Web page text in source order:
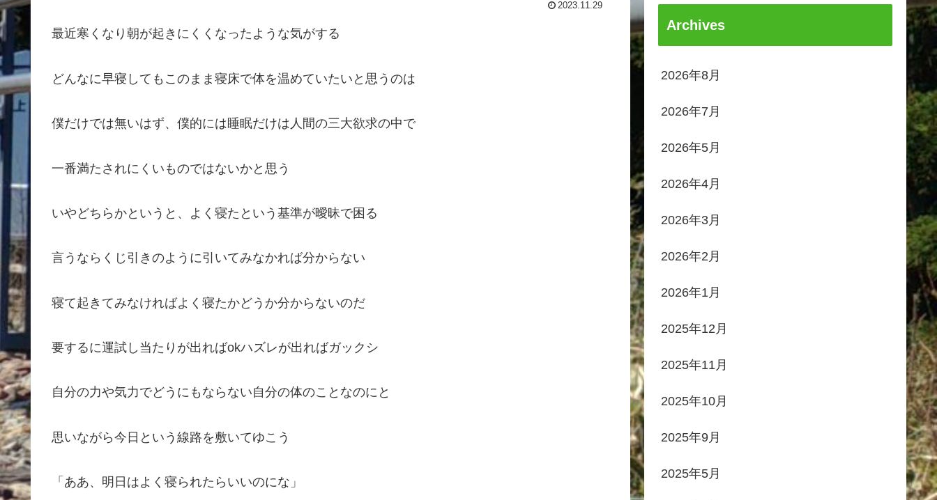
2023.11.29
最近寒くなり朝が起きにくくなったような気がする
どんなに早寝してもこのまま寝床で体を温めていたいと思うのは
僕だけでは無いはず、僕的には睡眠だけは人間の三大欲求の中で
一番満たされにくいものではないかと思う
いやどちらかというと、よく寝たという基準が曖昧で困る
言うならくじ引きのように引いてみなかれば分からない
寝て起きてみなければよく寝たかどうか分からないのだ
要するに運試し当たりが出ればokハズレが出ればガックシ
自分の力や気力でどうにもならない自分の体のことなのにと
思いながら今日という線路を敷いてゆこう
「ああ、明日はよく寝られたらいいのにな」
Archives
2026年8月
2026年7月
2026年5月
2026年4月
2026年3月
2026年2月
2026年1月
2025年12月
2025年11月
2025年10月
2025年9月
2025年5月